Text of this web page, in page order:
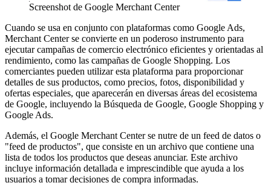
Screenshot de Google Merchant Center
Cuando se usa en conjunto con plataformas como Google Ads,
Merchant Center se convierte en un poderoso instrumento para
ejecutar campañas de comercio electrónico eficientes y orientadas al
rendimiento, como las campañas de Google Shopping. Los
comerciantes pueden utilizar esta plataforma para proporcionar
detalles de sus productos, como precios, fotos, disponibilidad y
ofertas especiales, que aparecerán en diversas áreas del ecosistema
de Google, incluyendo la Búsqueda de Google, Google Shopping y
Google Ads.
Además, el Google Merchant Center se nutre de un feed de datos o
"feed de productos", que consiste en un archivo que contiene una
lista de todos los productos que deseas anunciar. Este archivo
incluye información detallada e imprescindible que ayuda a los
usuarios a tomar decisiones de compra informadas.